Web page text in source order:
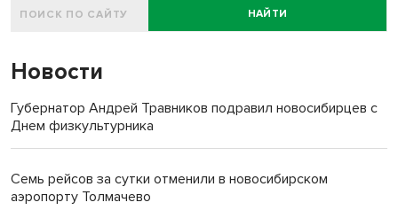
НАЙТИ
Новости
Губернатор Андрей Травников подравил новосибирцев с
Днем физкультурника
Семь рейсов за сутки отменили в новосибирском
аэропорту Толмачево